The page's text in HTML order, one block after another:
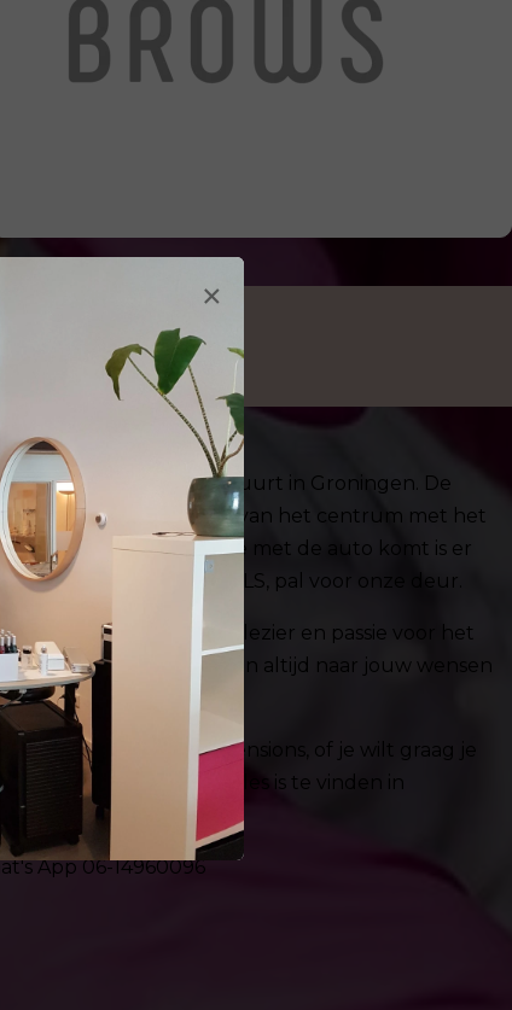
in de Rivierenbuurt in Groningen. De
gelegen aan de rand van het centrum met het
de ringweg. Indien je met de auto komt is er
jou als klant van SKILLS, pal voor onze deur.
worden met veel plezier en passie voor het
van tevoren en vragen altijd naar jouw wensen
nagels, wimperextensions, of je wilt graag je
;-), kleuren, shapen", alles is te vinden in
App 06-14960096
×